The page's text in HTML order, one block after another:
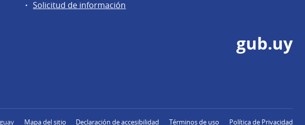
Solicitud de información
gub.uy
Mapa del sitio Declaración de accesibilidad Términos de uso Política de Privacidad